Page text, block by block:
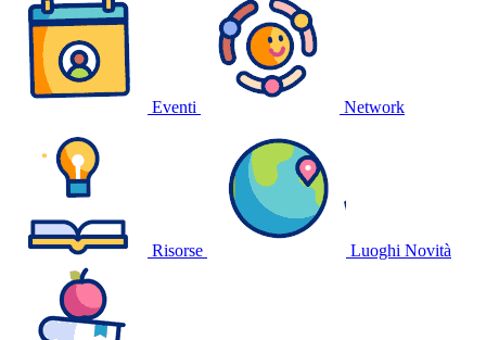
Eventi Network
Risorse Luoghi Novità